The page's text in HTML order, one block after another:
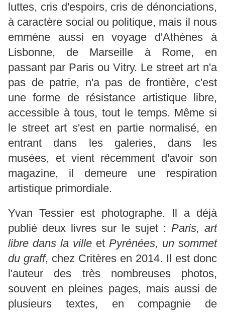
luttes, cris d'espoirs, cris de dénonciations,
à caractère social ou politique, mais il nous
emmène aussi en voyage d'Athènes à
Lisbonne, de Marseille à Rome, en
passant par Paris ou Vitry. Le street art n'a
pas de patrie, n'a pas de frontière, c'est
une forme de résistance artistique libre,
accessible à tous, tout le temps. Même si
le street art s'est en partie normalisé, en
entrant dans les galeries, dans les
musées, et vient récemment d'avoir son
magazine, il demeure une respiration
artistique primordiale.
Yvan Tessier est photographe. Il a déjà
publié deux livres sur le sujet : Paris, art
libre dans la ville et Pyrénées, un sommet
du graff, chez Critères en 2014. Il est donc
l'auteur des très nombreuses photos,
souvent en pleines pages, mais aussi de
plusieurs textes, en compagnie de